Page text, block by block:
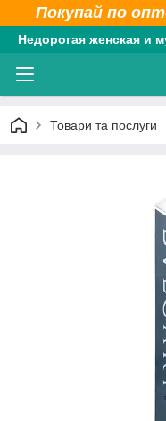
Покупай по
Недорогая женская и
Товари та послуги